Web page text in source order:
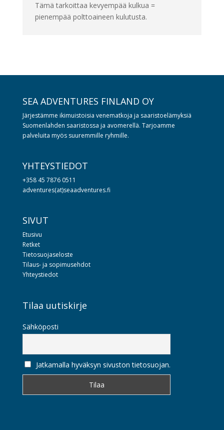
Tämä tarkoittaa kevyempää kulkua =
pienempää polttoaineen kulutusta.
SEA ADVENTURES FINLAND OY
Järjestämme ikimuistoisia venematkoja ja saaristoelämyksiä
Suomenlahden saaristossa ja avomerellä. Tarjoamme
palveluita myös suuremmille ryhmille.
YHTEYSTIEDOT
+358 45 7876 0511
adventures(at)seaadventures.fi
SIVUT
Etusivu
Retket
Tietosuojaseloste
Tilaus- ja sopimusehdot
Yhteystiedot
Tilaa uutiskirje
Sähköposti
Jatkamalla hyväksyn sivuston tietosuojan.